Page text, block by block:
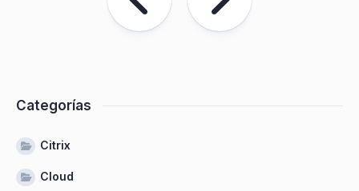
Categorías
Citrix
Cloud